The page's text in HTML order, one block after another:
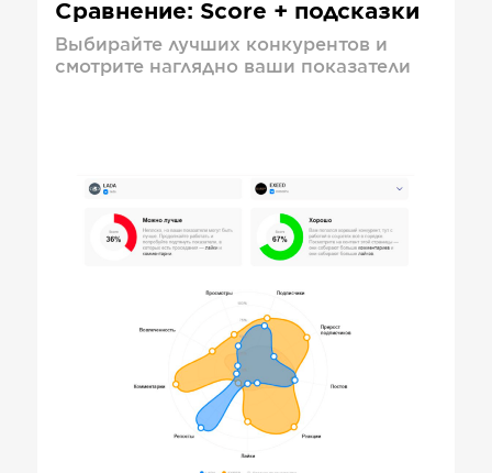
Сравнение: Score + подсказки
Выбирайте лучших конкурентов и
смотрите наглядно ваши показатели